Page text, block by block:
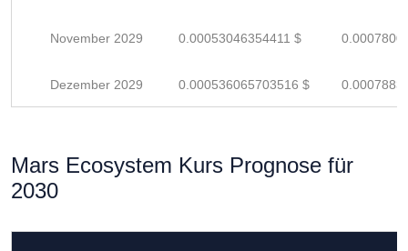
November 2029 0.00053046354411 $
Dezember 2029 0.000536065703516 $
Mars Ecosystem Kurs Prognose für
2030